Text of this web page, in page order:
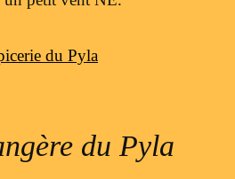
du Pyla
du Pyla